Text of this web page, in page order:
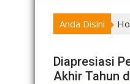
Anda Disini
Diapresiasi
Akhir Tahun